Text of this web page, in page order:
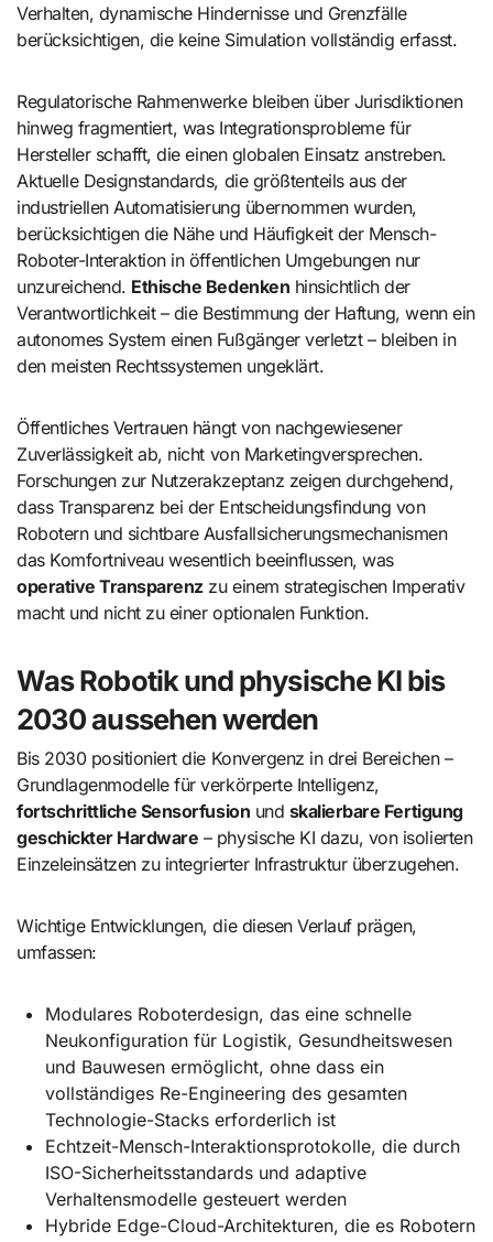
Verhalten, dynamische Hindernisse und Grenzfälle
berücksichtigen, die keine Simulation vollständig erfasst.
Regulatorische Rahmenwerke bleiben über Jurisdiktionen
hinweg fragmentiert, was Integrationsprobleme für
Hersteller schafft, die einen globalen Einsatz anstreben.
Aktuelle Designstandards, die größtenteils aus der
industriellen Automatisierung übernommen wurden,
berücksichtigen die Nähe und Häufigkeit der Mensch-
Roboter-Interaktion in öffentlichen Umgebungen nur
unzureichend. Ethische Bedenken hinsichtlich der
Verantwortlichkeit – die Bestimmung der Haftung, wenn ein
autonomes System einen Fußgänger verletzt – bleiben in
den meisten Rechtssystemen ungeklärt.
Öffentliches Vertrauen hängt von nachgewiesener
Zuverlässigkeit ab, nicht von Marketingversprechen.
Forschungen zur Nutzerakzeptanz zeigen durchgehend,
dass Transparenz bei der Entscheidungsfindung von
Robotern und sichtbare Ausfallsicherungsmechanismen
das Komfortniveau wesentlich beeinflussen, was
operative Transparenzzu einem strategischen Imperativ
macht und nicht zu einer optionalen Funktion.
Was Robotik und physische KI bis
2030 aussehen werden
Bis 2030 positioniert die Konvergenz in drei Bereichen –
Grundlagenmodelle für verkörperte Intelligenz,
fortschrittliche Sensorfusion und skalierbare Fertigung
geschickter Hardware – physische KI dazu, von isolierten
Einzeleinsätzen zu integrierter Infrastruktur überzugehen.
Wichtige Entwicklungen, die diesen Verlauf prägen,
umfassen:
Modulares Roboterdesign, das eine schnelle
Neukonfiguration für Logistik, Gesundheitswesen
und Bauwesen ermöglicht, ohne dass ein
vollständiges Re-Engineering des gesamten
Technologie-Stacks erforderlich ist
Echtzeit-Mensch-Interaktionsprotokolle, die durch
ISO-Sicherheitsstandards und adaptive
Verhaltensmodelle gesteuert werden
Hybride Edge-Cloud-Architekturen, die es Robotern